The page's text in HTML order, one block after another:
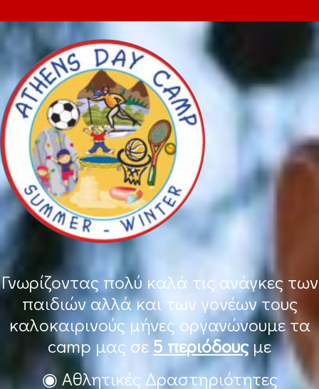
Γνωρίζοντας πολύ καλά τις ανάγκες των
παιδιών αλλά και των γονέων τους
καλοκαιρινούς μήνες οργανώνουμε τα
camp μας σε 5 περιόδουςμε
◉ Αθλητικές Δραστηριότητες